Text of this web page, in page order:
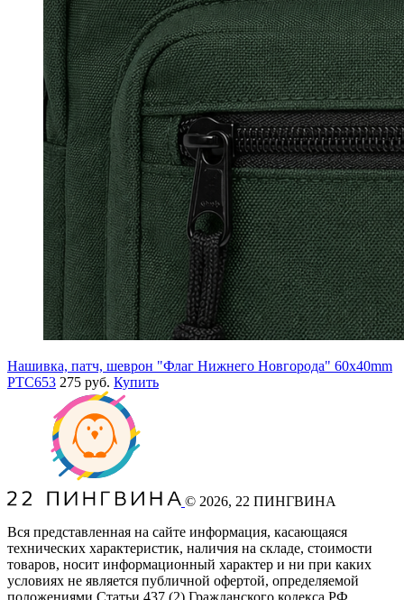
Нашивка, патч, шеврон "Флаг Нижнего Новгорода" 60x40mm
PTC653 275 руб. Купить
© 2026, 22 ПИНГВИНА
Вся представленная на сайте информация, касающаяся
технических характеристик, наличия на складе, стоимости
товаров, носит информационный характер и ни при каких
условиях не является публичной офертой, определяемой
положениями Статьи 437 (2) Гражданского кодекса РФ.